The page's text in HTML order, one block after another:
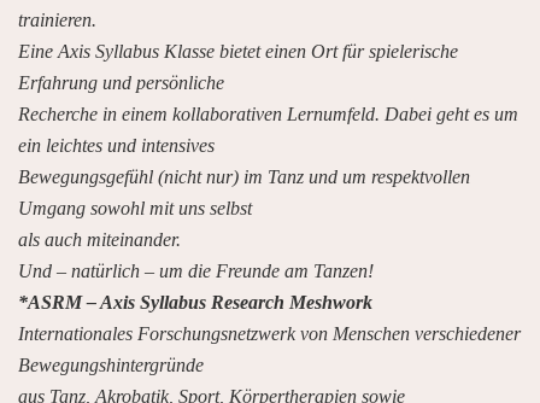
trainieren.
Eine Axis Syllabus Klasse bietet einen Ort für spielerische
Erfahrung und persönliche
Recherche in einem kollaborativen Lernumfeld. Dabei geht es um
ein leichtes und intensives
Bewegungsgefühl (nicht nur) im Tanz und um respektvollen
Umgang sowohl mit uns selbst
als auch miteinander.
Und – natürlich – um die Freunde am Tanzen!
*ASRM – Axis Syllabus Research Meshwork
Internationales Forschungsnetzwerk von Menschen verschiedener
Bewegungshintergründe
aus Tanz, Akrobatik, Sport, Körpertherapien sowie